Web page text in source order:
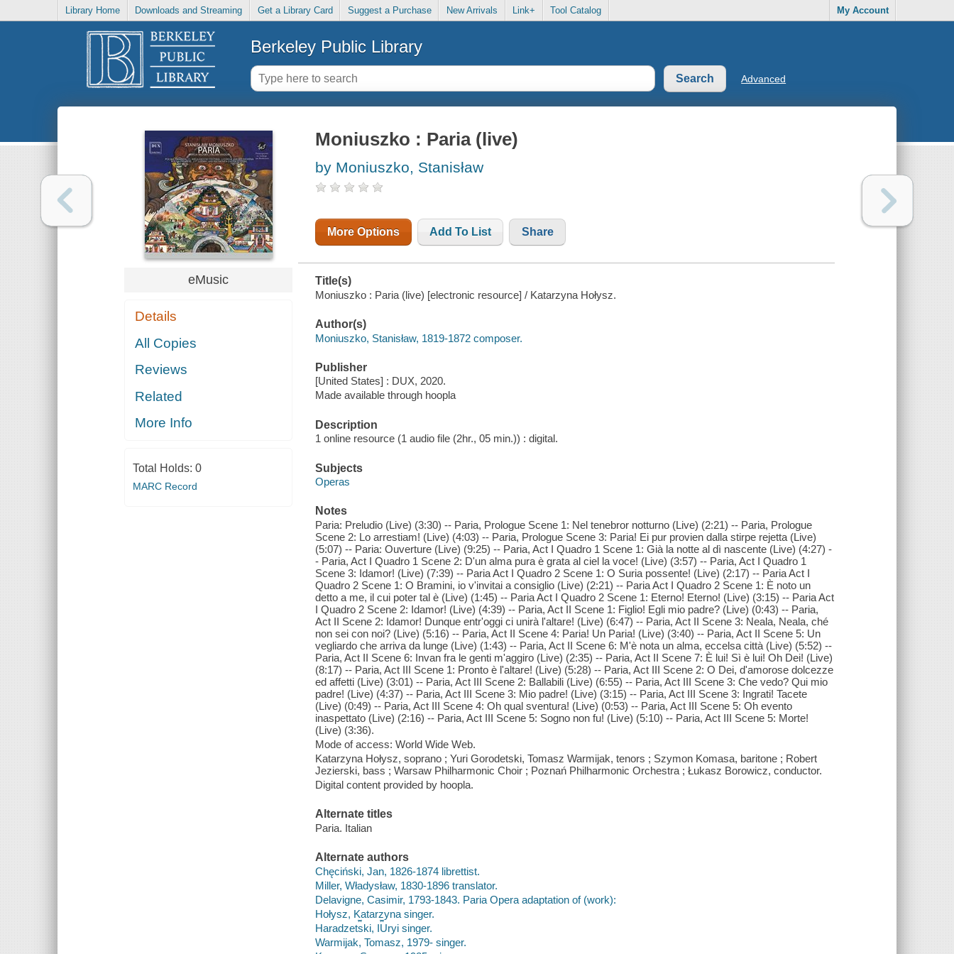
Library Home Downloads and Streaming Get a Library Card Suggest a Purchase New Arrivals Link+ Tool Catalog My Account
Berkeley Public Library
Advanced
eMusic
Details
All Copies
Reviews
Related
More Info
Total Holds: 0
MARC Record
Moniuszko : Paria (live)
by Moniuszko, Stanisław
More Options Add To List Share
Title(s)
Moniuszko : Paria (live) [electronic resource] / Katarzyna Hołysz.
Author(s)
Moniuszko, Stanisław, 1819-1872 composer.
Publisher
[United States] : DUX, 2020.
Made available through hoopla
Description
1 online resource (1 audio file (2hr., 05 min.)) : digital.
Subjects
Operas
Notes
Paria: Preludio (Live) (3:30) -- Paria, Prologue Scene 1: Nel tenebror notturno (Live) (2:21) -- Paria, Prologue
Scene 2: Lo arrestiam! (Live) (4:03) -- Paria, Prologue Scene 3: Paria! Ei pur provien dalla stirpe rejetta (Live)
(5:07) -- Paria: Ouverture (Live) (9:25) -- Paria, Act I Quadro 1 Scene 1: Già la notte al dì nascente (Live) (4:27) -
- Paria, Act I Quadro 1 Scene 2: D'un alma pura è grata al ciel la voce! (Live) (3:57) -- Paria, Act I Quadro 1
Scene 3: Idamor! (Live) (7:39) -- Paria Act I Quadro 2 Scene 1: O Suria possente! (Live) (2:17) -- Paria Act I
Quadro 2 Scene 1: O Bramini, io v'invitai a consiglio (Live) (2:21) -- Paria Act I Quadro 2 Scene 1: È noto un
detto a me, il cui poter tal è (Live) (1:45) -- Paria Act I Quadro 2 Scene 1: Eterno! Eterno! (Live) (3:15) -- Paria Act
I Quadro 2 Scene 2: Idamor! (Live) (4:39) -- Paria, Act II Scene 1: Figlio! Egli mio padre? (Live) (0:43) -- Paria,
Act II Scene 2: Idamor! Dunque entr'oggi ci unirà l'altare! (Live) (6:47) -- Paria, Act II Scene 3: Neala, Neala, ché
non sei con noi? (Live) (5:16) -- Paria, Act II Scene 4: Paria! Un Paria! (Live) (3:40) -- Paria, Act II Scene 5: Un
vegliardo che arriva da lunge (Live) (1:43) -- Paria, Act II Scene 6: M'è nota un alma, eccelsa città (Live) (5:52) --
Paria, Act II Scene 6: Invan fra le genti m'aggiro (Live) (2:35) -- Paria, Act II Scene 7: È lui! Sì è lui! Oh Dei! (Live)
(8:17) -- Paria, Act III Scene 1: Pronto è l'altare! (Live) (5:28) -- Paria, Act III Scene 2: O Dei, d'amorose dolcezze
ed affetti (Live) (3:01) -- Paria, Act III Scene 2: Ballabili (Live) (6:55) -- Paria, Act III Scene 3: Che vedo? Qui mio
padre! (Live) (4:37) -- Paria, Act III Scene 3: Mio padre! (Live) (3:15) -- Paria, Act III Scene 3: Ingrati! Tacete
(Live) (0:49) -- Paria, Act III Scene 4: Oh qual sventura! (Live) (0:53) -- Paria, Act III Scene 5: Oh evento
inaspettato (Live) (2:16) -- Paria, Act III Scene 5: Sogno non fu! (Live) (5:10) -- Paria, Act III Scene 5: Morte!
(Live) (3:36).
Mode of access: World Wide Web.
Katarzyna Hołysz, soprano ; Yuri Gorodetski, Tomasz Warmijak, tenors ; Szymon Komasa, baritone ; Robert
Jezierski, bass ; Warsaw Philharmonic Choir ; Poznań Philharmonic Orchestra ; Łukasz Borowicz, conductor.
Digital content provided by hoopla.
Alternate titles
Paria. Italian
Alternate authors
Chęciński, Jan, 1826-1874 librettist.
Miller, Władysław, 1830-1896 translator.
Delavigne, Casimir, 1793-1843. Paria Opera adaptation of (work):
Hołysz, Katarzyna singer.
Haradzet︠s︡ki, I︠U︡ryi singer.
Warmijak, Tomasz, 1979- singer.